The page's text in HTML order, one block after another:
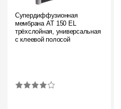
Супердиффузионная
мембрана АT 150 EL
трёхслойная, универсальная
с клеевой полосой